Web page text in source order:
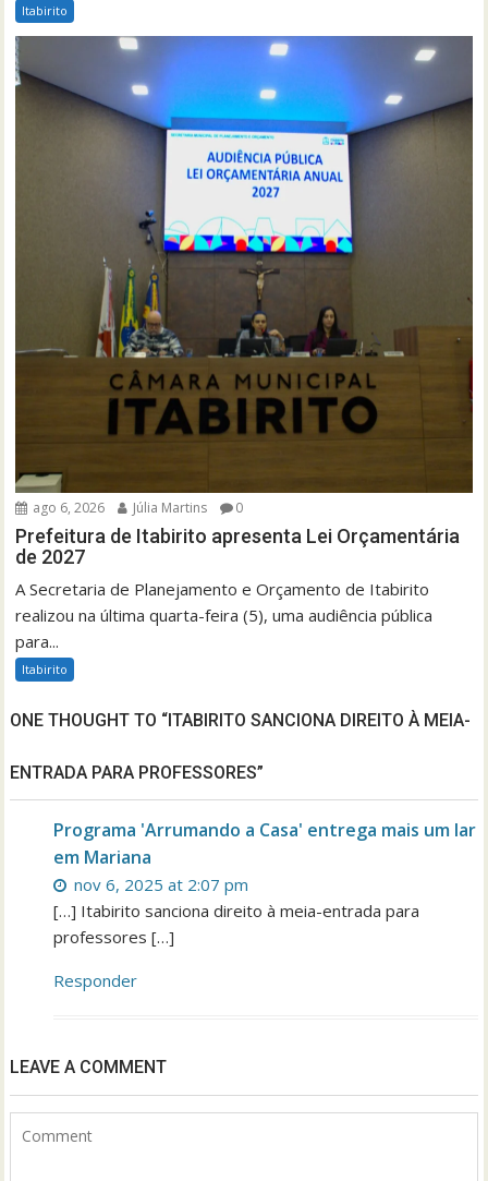
Itabirito
ago 6, 2026 Júlia Martins 0
Prefeitura de Itabirito apresenta Lei Orçamentária
de 2027
A Secretaria de Planejamento e Orçamento de Itabirito
realizou na última quarta-feira (5), uma audiência pública
para...
Itabirito
ONE THOUGHT TO “ITABIRITO SANCIONA DIREITO À MEIA-
ENTRADA PARA PROFESSORES”
Programa 'Arrumando a Casa' entrega mais um lar
em Mariana
nov 6, 2025 at 2:07 pm
[…] Itabirito sanciona direito à meia-entrada para
professores […]
Responder
LEAVE A COMMENT